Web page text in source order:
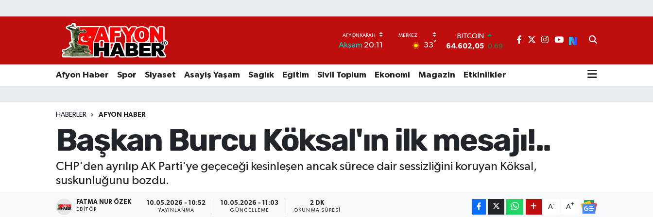
Akşam 20:11 33°
BITCOIN
DOLAR
47,6006 0.06
STERLİN
Afyon Haber Spor Siyaset Asayiş Yaşam Sağlık Eğitim Sivil Toplum Ekonomi Magazin Etkinlikler
HABERLER AFYON HABER
Başkan Burcu Köksal'ın ilk mesajı!..
CHP'den ayrılıp AK Parti'ye geçeceği kesinleşen ancak sürece dair sessizliğini koruyan Köksal,
suskunluğunu bozdu.
FATMA NUR ÖZEK
EDITÖR
10.05.2026 - 10:52
YAYINLANMA
10.05.2026 - 11:03
GÜNCELLEME
2 DK
OKUNMA SÜRESI
A- A+
Afyon Haber
Asayiş Yaşam
Sivil Toplum
Ekonomi